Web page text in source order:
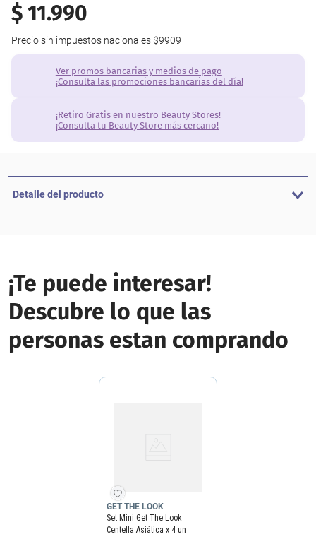
$11.990
Precio sin impuestos nacionales $9909
Ver promos bancarias y medios de pago
¡Consulta las promociones bancarias del día!
¡Retiro Gratis en nuestro Beauty Stores!
¡Consulta tu Beauty Store más cercano!
Detalle del producto
¡Te puede interesar!
Descubre lo que las
personas estan comprando
GET THE LOOK
Set Mini Get The Look
Centella Asiática x 4 un